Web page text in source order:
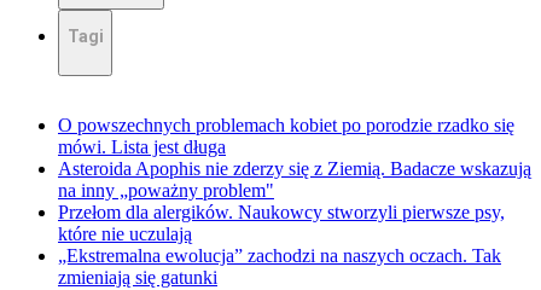
Tagi
O powszechnych problemach kobiet po porodzie rzadko się
mówi. Lista jest długa
Asteroida Apophis nie zderzy się z Ziemią. Badacze wskazują
na inny „poważny problem"
Przełom dla alergików. Naukowcy stworzyli pierwsze psy,
które nie uczulają
„Ekstremalna ewolucja” zachodzi na naszych oczach. Tak
zmieniają się gatunki